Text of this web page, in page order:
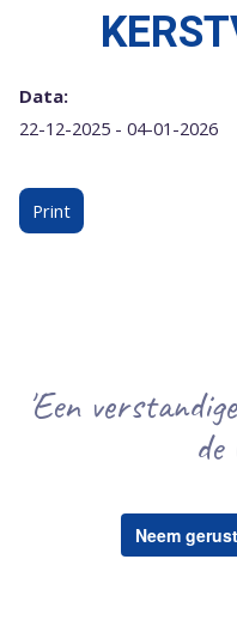
Data:
22-12-2025 - 04-01-2026
Print
'Een
Neem